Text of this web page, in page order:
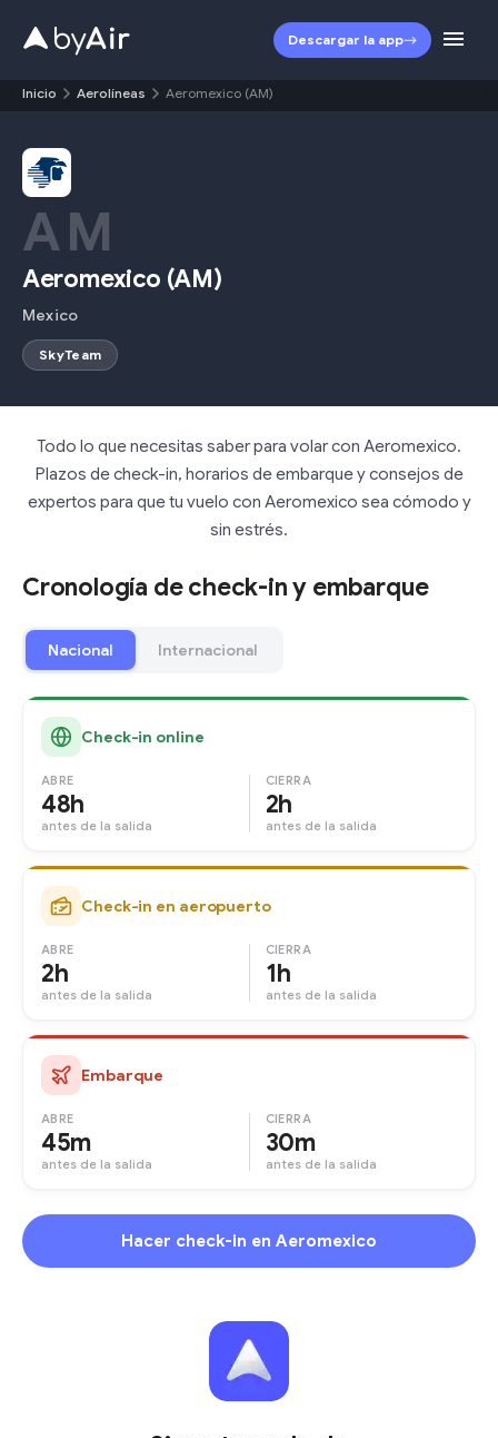
Descargar la app
Inicio Aerolíneas Aeromexico (AM)
AM
Aeromexico (AM)
Mexico
SkyTeam
Todo lo que necesitas saber para volar con Aeromexico.
Plazos de check-in, horarios de embarque y consejos de
expertos para que tu vuelo con Aeromexico sea cómodo y
sin estrés.
Cronología de check-in y embarque
Nacional Internacional
Check-in online
ABRE
48h
antes de la salida
CIERRA
2h
antes de la salida
Check-in en aeropuerto
ABRE
2h
antes de la salida
CIERRA
1h
antes de la salida
Embarque
ABRE
45m
antes de la salida
CIERRA
30m
antes de la salida
Hacer check-in en Aeromexico